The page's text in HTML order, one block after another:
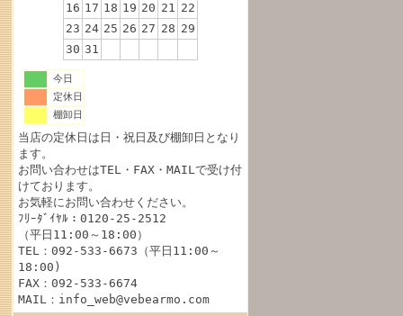
16 17 18 19 20 21 22
23 24 25 26 27 28 29
30 31
今日
定休日
棚卸日
当店の定休日は日・祝日及び棚卸日となり
ます。
お問い合わせはTEL・FAX・MAILで受け付
けております。
お気軽にお問い合わせください。
ﾌﾘｰﾀﾞｲﾔﾙ：0120-25-2512
（平日11:00～18:00）
TEL：092-533-6673（平日11:00～
18:00)
FAX：092-533-6674
MAIL：info_web@vebearmo.com